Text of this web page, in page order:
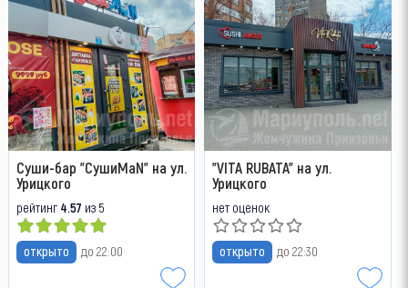
Суши-бар "СушиМаN" на ул.
Урицкого
рейтинг 4.57 из 5
открыто до 22:00
"VITA RUBATA" на ул.
Урицкого
нет оценок
открыто до 22:30